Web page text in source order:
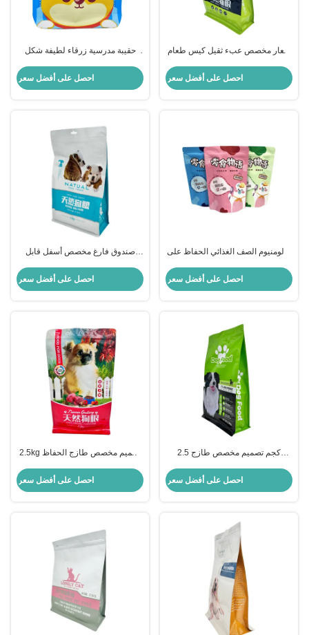
حقيبة مدرسية زرقاء لطيفة شكل
القطط
احصل على أفضل سعر
شعار مخصص عبء ثقيل كيس طعام
للطعام الجاف
احصل على أفضل سعر
صندوق فارغ مخصص أسفل قابل
القطط الجاف مع فتحة معلقة
احصل على أفضل سعر
الألومنيوم الصف الغذائي الحفاظ على
للحيوانات الأليفة مع سحب مغلق
أكياس الغذاء للحيوانات الأليفة
احصل على أفضل سعر
2.5kg تصميم مخصص طازج الحفاظ
المصفوفة مربع مربع أسفل أكياس
الطعام الحيوانات الأليفة مع سحاب
احصل على أفضل سعر
2.5 كجم تصميم مخصص طازج
المكسوة الصندوق المسطح أسفل
كيس غذاء الكلب القابل لإعادة إغلاق
احصل على أفضل سعر